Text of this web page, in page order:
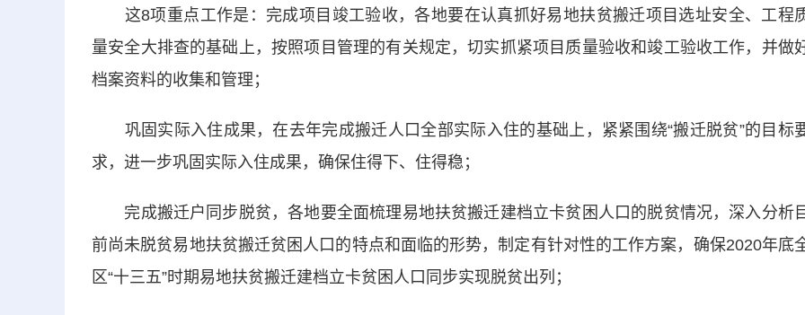
这8项重点工作是：完成项目竣工验收，各地要在认真抓好易地扶贫搬迁项目选址安全、工程
量安全大排查的基础上，按照项目管理的有关规定，切实抓紧项目质量验收和竣工验收工作，并做
档案资料的收集和管理；
巩固实际入住成果，在去年完成搬迁人口全部实际入住的基础上，紧紧围绕“搬迁脱贫”的目标
求，进一步巩固实际入住成果，确保住得下、住得稳；
完成搬迁户同步脱贫，各地要全面梳理易地扶贫搬迁建档立卡贫困人口的脱贫情况，深入分析
前尚未脱贫易地扶贫搬迁贫困人口的特点和面临的形势，制定有针对性的工作方案，确保2020年底
区“十三五”时期易地扶贫搬迁建档立卡贫困人口同步实现脱贫出列；